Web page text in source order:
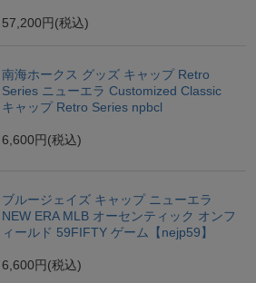
57,200円 (税込)
南海ホークス グッズ キャップ Retro
Series ニューエラ Customized Classic
キャップ Retro Series npbcl
6,600円 (税込)
ブルージェイズ キャップ ニューエラ
NEW ERA MLB オーセンティック オンフ
ィールド 59FIFTY ゲーム【nejp59】
6,600円 (税込)